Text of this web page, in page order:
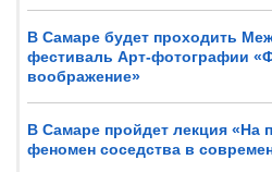
В Самаре будет проходить
фестиваль Арт-фотографии
воображение»
В Самаре пройдет лекция «На
феномен соседства в